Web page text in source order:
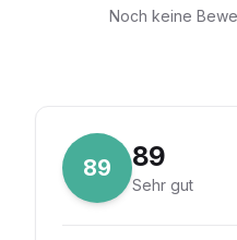
Noch keine
89 89
Sehr gut